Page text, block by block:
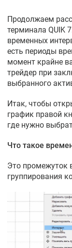
Продолжаем
терминала QUIK
временных
есть периоды
момент крайне
трейдер при
выбранного
Итак, чтобы
график правой
где нужно
Что такое
Это промежуток
группирования